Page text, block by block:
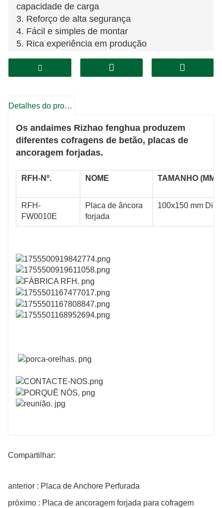
capacidade de carga
3. Reforço de alta segurança
4. Fácil e simples de montar
5. Rica experiência em produção
Detalhes do produto
Os andaimes Rizhao fenghua produzem
diferentes cofragens de betão, placas de
ancoragem forjadas.
RFH-Nº. NOME TAMANHO (MM)
RFH-
FW0010E
Placa de âncora
forjada
100x150 mm
Compartilhar:
anterior : Placa de Anchore Perfurada
próximo : Placa de ancoragem forjada para cofragem